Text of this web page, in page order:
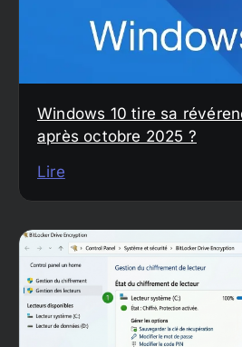
Windows 10 tire sa
après octobre 2025 ?
Lire